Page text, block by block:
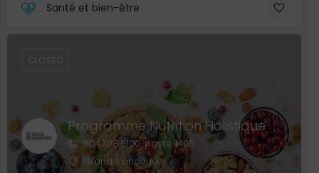
Santé et bien-être
Programme Nutrition Holistique
604.708.5100, poste 1405
Grand Vancouver
CLOSED